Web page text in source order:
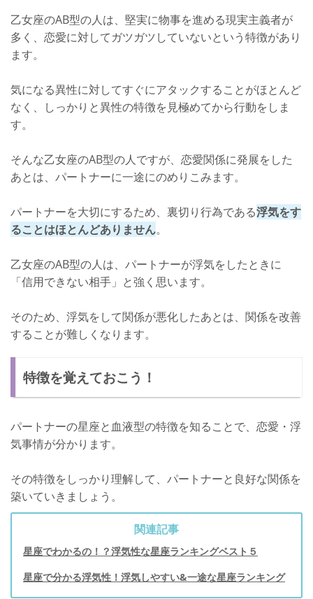
乙女座のAB型の人は、堅実に物事を進める現実主義者が
多く、恋愛に対してガツガツしていないという特徴があり
ます。
気になる異性に対してすぐにアタックすることがほとんど
なく、しっかりと異性の特徴を見極めてから行動をしま
す。
そんな乙女座のAB型の人ですが、恋愛関係に発展をした
あとは、パートナーに一途にのめりこみます。
パートナーを大切にするため、裏切り行為である浮気をす
ることはほとんどありません。
乙女座のAB型の人は、パートナーが浮気をしたときに
「信用できない相手」と強く思います。
そのため、浮気をして関係が悪化したあとは、関係を改善
することが難しくなります。
特徴を覚えておこう！
パートナーの星座と血液型の特徴を知ることで、恋愛・浮
気事情が分かります。
その特徴をしっかり理解して、パートナーと良好な関係を
築いていきましょう。
関連記事
星座でわかるの！？浮気性な星座ランキングベスト５
星座で分かる浮気性！浮気しやすい&一途な星座ランキング